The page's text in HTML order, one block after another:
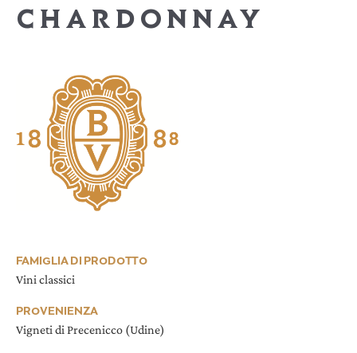
CHARDONNAY
FAMIGLIA DI PRODOTTO
Vini classici
PROVENIENZA
Vigneti di Precenicco (Udine)